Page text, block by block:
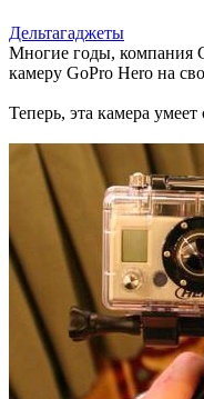
Дельтагаджеты
Многие годы, компания
камеру GoPro Hero на
Теперь, эта камера